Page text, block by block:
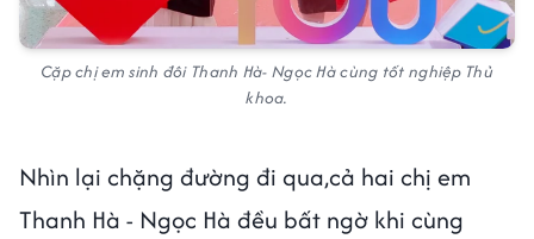
Cặp chị em sinh đôi Thanh Hà- Ngọc Hà cùng tốt nghiệp Thủ
khoa.
Nhìn lại chặng đường đi qua,cả hai chị em
Thanh Hà - Ngọc Hà đều bất ngờ khi cùng